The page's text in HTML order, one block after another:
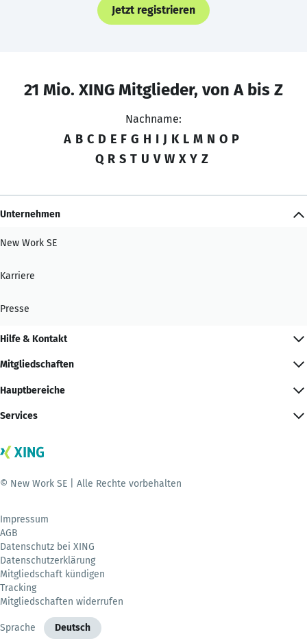
Jetzt registrieren
21 Mio. XING Mitglieder, von A bis Z
Nachname:
A B C D E F G H I J K L M N O P
Q R S T U V W X Y Z
Unternehmen
New Work SE
Karriere
Presse
Hilfe & Kontakt
Mitgliedschaften
Hauptbereiche
Services
© New Work SE | Alle Rechte vorbehalten
Impressum
AGB
Datenschutz bei XING
Datenschutzerklärung
Mitgliedschaft kündigen
Tracking
Mitgliedschaften widerrufen
Sprache Deutsch